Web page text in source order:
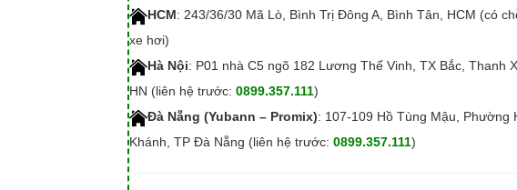
HCM: 243/36/30 Mã Lò, Bình Trị Đông A, Bình Tân, HCM (có
xe hơi)
Hà Nội: P01 nhà C5 ngõ 182 Lương Thế Vinh, TX Bắc, Thanh
HN (liên hệ trước: 0899.357.111)
Đà Nẵng (Yubann – Promix): 107-109 Hồ Tùng Mậu, Phường
Khánh, TP Đà Nẵng (liên hệ trước: 0899.357.111)